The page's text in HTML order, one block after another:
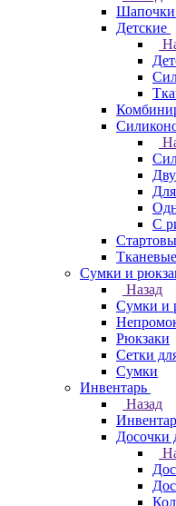
Шапочки
Детские
С
Сумки и
Назад
Сумки и
Рюкзаки
Сетки
Сумки
Инвентарь
Назад
Досочки